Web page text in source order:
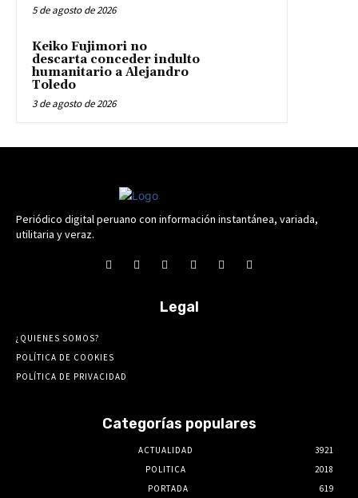
5 de agosto de 2026
Keiko Fujimori no
descarta conceder indulto
humanitario a Alejandro
Toledo
3 de agosto de 2026
Periódico digital peruano con información instantánea, variada,
utilitaria y veraz.
Legal
¿QUIENES SOMOS?
POLÍTICA DE COOKIES
POLÍTICA DE PRIVACIDAD
Categorías populares
ACTUALIDAD
3921
POLITICA
2018
PORTADA
619